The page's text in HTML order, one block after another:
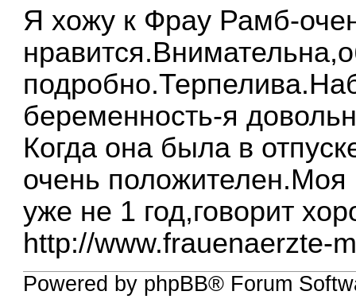
Я хожу к Фрау Рамб-
беременность-я
Когда она была в
очень положителен.Моя
уже не 1 год,говорит
http://www.frauenaerzte-
Powered by phpBB® Forum